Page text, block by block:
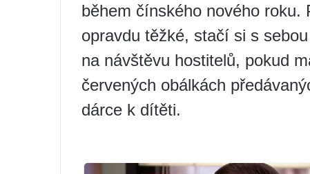
během čínského nového roku.
opravdu těžké, stačí si s
na návštěvu hostitelů, pokud
červených obálkách
dárce k dítěti.